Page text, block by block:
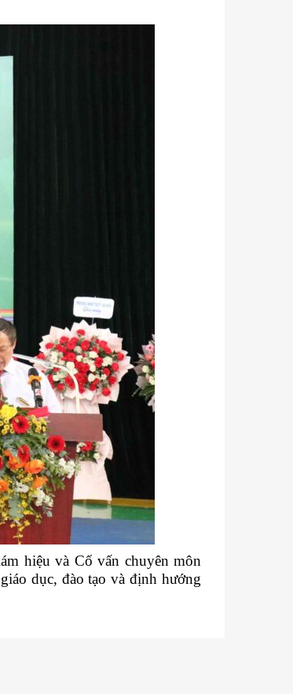
hiệu và Cố vấn chuyên môn
dục, đào tạo và định hướng